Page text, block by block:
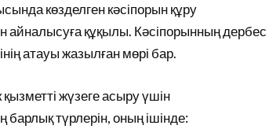
көзделген кәсіпорын құру
айналысуға құқылы. Кәсіпорынның дербес
атауы жазылған мөрі бар.
жүзеге асыру үшін
түрлерін, оның ішінде: